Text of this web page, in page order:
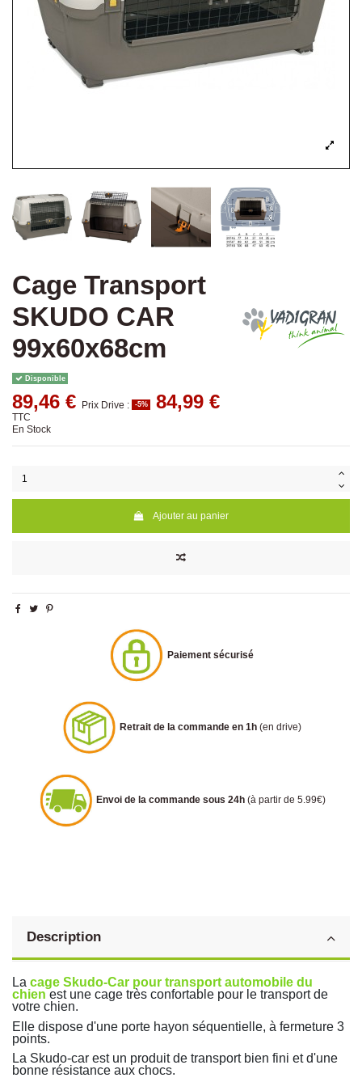
Cage Transport
SKUDO CAR
99x60x68cm
Disponible
89,46 € Prix Drive : -5% 84,99 €
TTC
En Stock
Ajouter au panier
Paiement sécurisé
Retrait de la commande en 1h (en drive)
Envoi de la commande sous 24h (à partir de 5.99€)
Description
La cage Skudo-Car pour transport automobile du
chien est une cage très confortable pour le transport de
votre chien.
Elle dispose d'une porte hayon séquentielle, à fermeture 3
points.
La Skudo-car est un produit de transport bien fini et d'une
bonne résistance aux chocs.